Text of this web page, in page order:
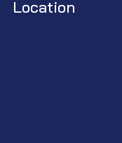
Location